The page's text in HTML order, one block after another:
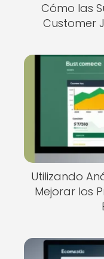
Cómo las
Customer
Utilizando
Mejorar los